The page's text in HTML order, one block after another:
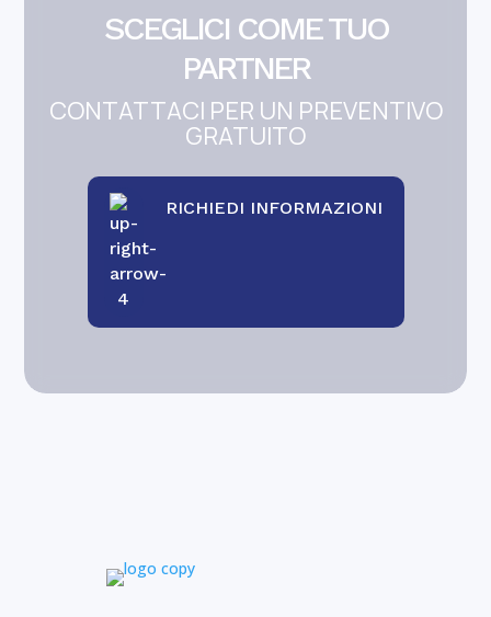
SCEGLICI COME TUO
PARTNER
CONTATTACI PER UN PREVENTIVO
GRATUITO
RICHIEDI INFORMAZIONI